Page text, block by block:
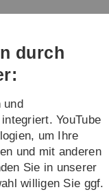
durch
und
YouTube
um Ihre
und mit anderen
Sie in unserer
willigen Sie ggf.